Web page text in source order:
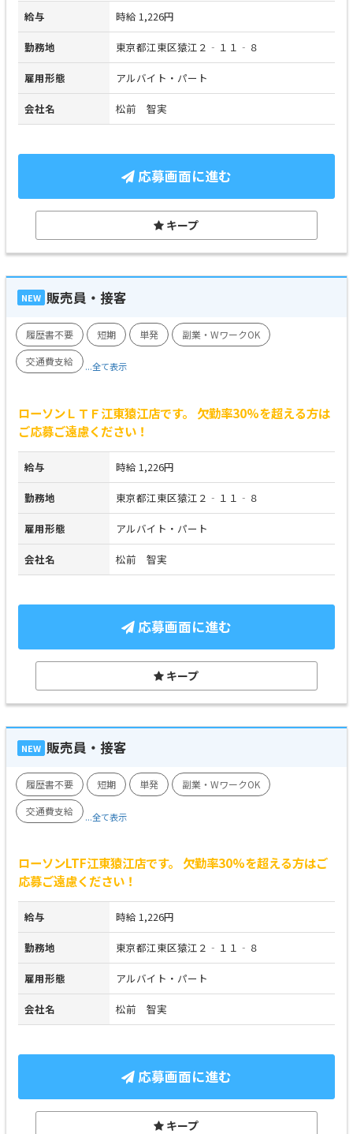
給与 時給 1,226円
勤務地 東京都江東区猿江２‐１１‐８
雇用形態 アルバイト・パート
会社名 松前 智実
応募画面に進む
キープ
NEW 販売員・接客
履歴書不要 短期 単発
副業・WワークOK
交通費支給
...全て表示
ローソンＬＴＦ江東猿江店です。 欠勤率30%を超える方は
ご応募ご遠慮ください！
給与 時給 1,226円
勤務地 東京都江東区猿江２‐１１‐８
雇用形態 アルバイト・パート
会社名 松前 智実
応募画面に進む
キープ
NEW 販売員・接客
履歴書不要 短期 単発
副業・WワークOK
交通費支給
...全て表示
ローソンLTF江東猿江店です。 欠勤率30%を超える方はご
応募ご遠慮ください！
給与 時給 1,226円
勤務地 東京都江東区猿江２‐１１‐８
雇用形態 アルバイト・パート
会社名 松前 智実
応募画面に進む
キープ